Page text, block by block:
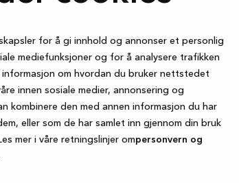
for å gi innhold og annonser et personlig
mediefunksjoner og for å analysere trafikken
informasjon om hvordan du bruker nettstedet
innen sosiale medier, annonsering og
kombinere den med annen informasjon du har
eller som de har samlet inn gjennom din bruk
mer i våre retningslinjer ompersonvern og
while loadingwww.kvik.no (see the